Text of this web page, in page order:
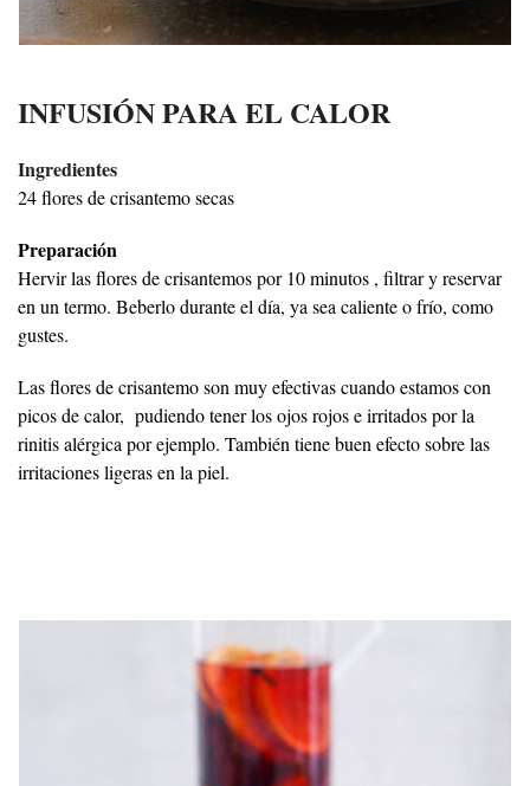
INFUSIÓN PARA EL CALOR
Ingredientes
24 flores de crisantemo secas
Preparación
Hervir las flores de crisantemos por 10 minutos , filtrar y reservar
en un termo. Beberlo durante el día, ya sea caliente o frío, como
gustes.
Las flores de crisantemo son muy efectivas cuando estamos con
picos de calor, pudiendo tener los ojos rojos e irritados por la
rinitis alérgica por ejemplo. También tiene buen efecto sobre las
irritaciones ligeras en la piel.